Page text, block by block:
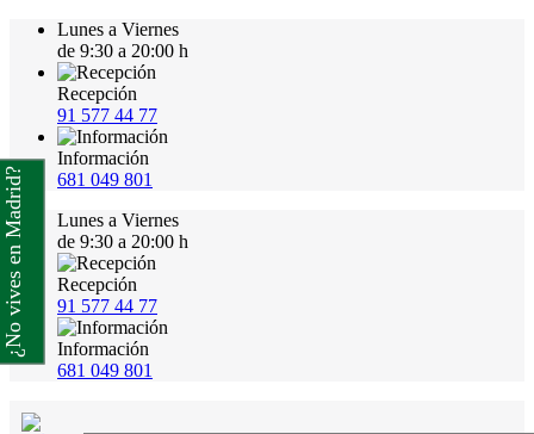
Lunes a Viernes
de 9:30 a 20:00 h
Recepción
91 577 44 77
Información
681 049 801
Lunes a Viernes
de 9:30 a 20:00 h
Recepción
91 577 44 77
Información
681 049 801
¿No vives en Madrid?